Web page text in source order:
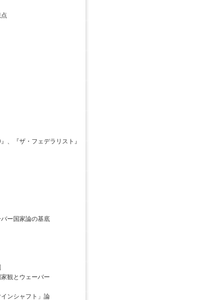
『ザ・フェデラリスト』
ー国家論の基底
観とウェーバー
ンシャフト」論